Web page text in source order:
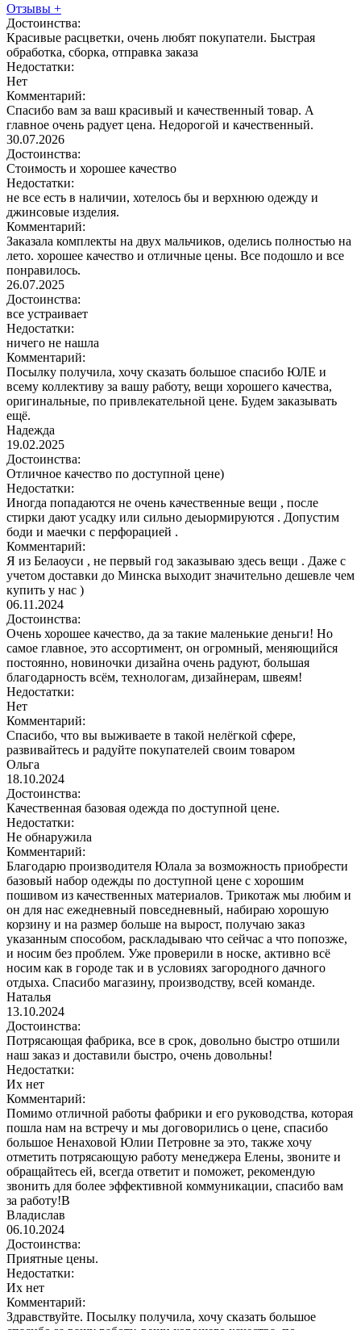
Отзывы +
Достоинства:
Красивые расцветки, очень любят покупатели. Быстрая
обработка, сборка, отправка заказа
Недостатки:
Нет
Комментарий:
Спасибо вам за ваш красивый и качественный товар. А
главное очень радует цена. Недорогой и качественный.
30.07.2026
Достоинства:
Стоимость и хорошее качество
Недостатки:
не все есть в наличии, хотелось бы и верхнюю одежду и
джинсовые изделия.
Комментарий:
Заказала комплекты на двух мальчиков, оделись полностью на
лето. хорошее качество и отличные цены. Все подошло и все
понравилось.
26.07.2025
Достоинства:
все устраивает
Недостатки:
ничего не нашла
Комментарий:
Посылку получила, хочу сказать большое спасибо ЮЛЕ и
всему коллективу за вашу работу, вещи хорошего качества,
оригинальные, по привлекательной цене. Будем заказывать
ещё.
Надежда
19.02.2025
Достоинства:
Отличное качество по доступной цене)
Недостатки:
Иногда попадаются не очень качественные вещи , после
стирки дают усадку или сильно деыормируются . Допустим
боди и маечки с перфорацией .
Комментарий:
Я из Белаоуси , не первый год заказываю здесь вещи . Даже с
учетом доставки до Минска выходит значительно дешевле чем
купить у нас )
06.11.2024
Достоинства:
Очень хорошее качество, да за такие маленькие деньги! Но
самое главное, это ассортимент, он огромный, меняющийся
постоянно, новиночки дизайна очень радуют, большая
благодарность всём, технологам, дизайнерам, швеям!
Недостатки:
Нет
Комментарий:
Спасибо, что вы выживаете в такой нелёгкой сфере,
развивайтесь и радуйте покупателей своим товаром
Ольга
18.10.2024
Достоинства:
Качественная базовая одежда по доступной цене.
Недостатки:
Не обнаружила
Комментарий:
Благодарю производителя Юлала за возможность приобрести
базовый набор одежды по доступной цене с хорошим
пошивом из качественных материалов. Трикотаж мы любим и
он для нас ежедневный повседневный, набираю хорошую
корзину и на размер больше на вырост, получаю заказ
указанным способом, раскладываю что сейчас а что попозже,
и носим без проблем. Уже проверили в носке, активно всё
носим как в городе так и в условиях загородного дачного
отдыха. Спасибо магазину, производству, всей команде.
Наталья
13.10.2024
Достоинства:
Потрясающая фабрика, все в срок, довольно быстро отшили
наш заказ и доставили быстро, очень довольны!
Недостатки:
Их нет
Комментарий:
Помимо отличной работы фабрики и его руководства, которая
пошла нам на встречу и мы договорились о цене, спасибо
большое Ненаховой Юлии Петровне за это, также хочу
отметить потрясающую работу менеджера Елены, звоните и
обращайтесь ей, всегда ответит и поможет, рекомендую
звонить для более эффективной коммуникации, спасибо вам
за работу!В
Владислав
06.10.2024
Достоинства:
Приятные цены.
Недостатки:
Их нет
Комментарий:
Здравствуйте. Посылку получила, хочу сказать большое